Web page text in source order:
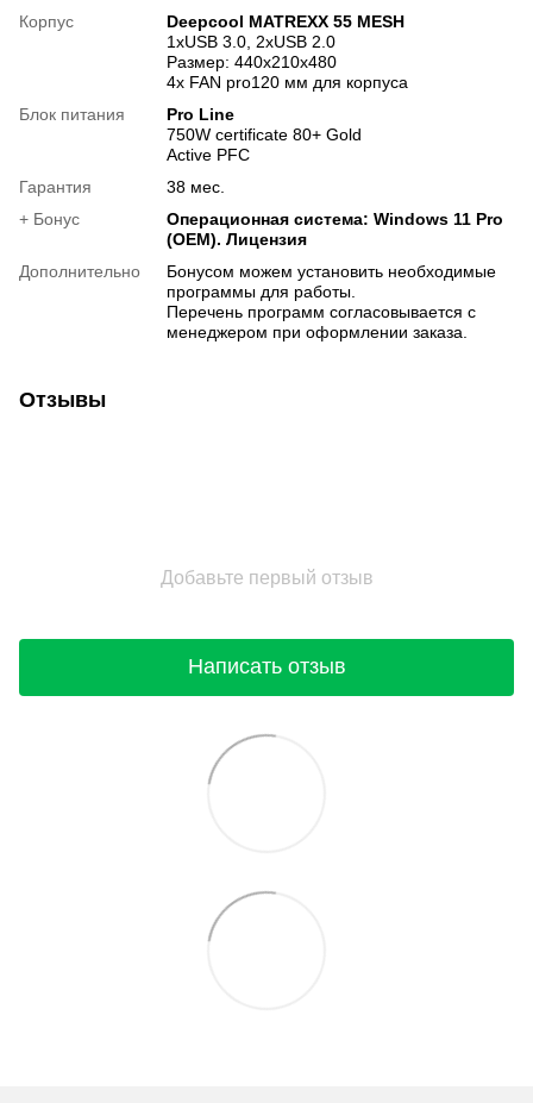
Корпус
Deepcool MATREXX 55 MESH
1xUSB 3.0, 2xUSB 2.0
Размер: 440х210х480
4x FAN pro120 мм для корпуса
Блок питания
Pro Line
750W certificate 80+ Gold
Active PFC
Гарантия
38 мес.
+ Бонус
Операционная система: Windows 11 Pro
(OEM). Лицензия
Дополнительно
Бонусом можем установить необходимые
программы для работы.
Перечень программ согласовывается с
менеджером при оформлении заказа.
Отзывы
Добавьте первый отзыв
Написать отзыв